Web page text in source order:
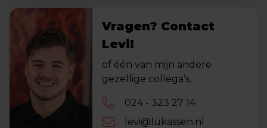
Vragen? Contact
Levi!
of één van mijn andere
gezellige collega’s.
024 - 323 27 14
levi@lukassen.nl